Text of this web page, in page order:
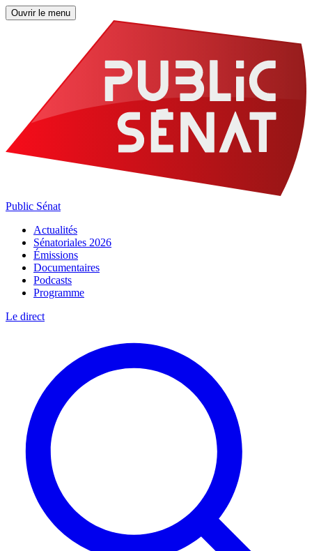
Ouvrir le menu
Public Sénat
Actualités
Sénatoriales 2026
Émissions
Documentaires
Podcasts
Programme
Le direct